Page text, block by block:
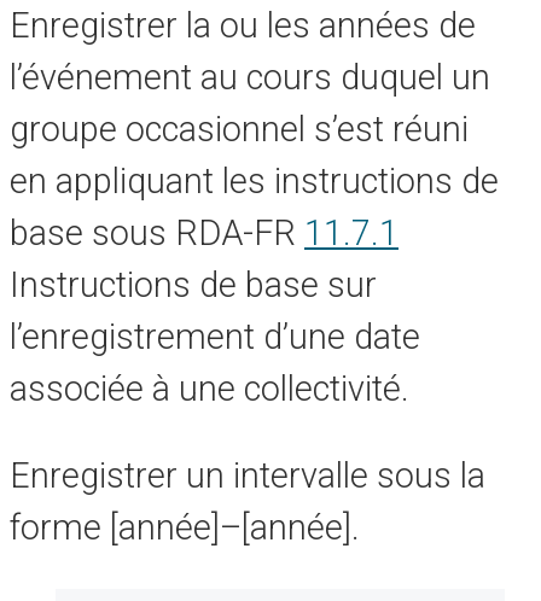
Enregistrer la ou les années de
l’événement au cours duquel un
groupe occasionnel s’est réuni
en appliquant les instructions de
base sous RDA-FR 11.7.1
Instructions de base sur
l’enregistrement d’une date
associée à une collectivité.
Enregistrer un intervalle sous la
forme [année]–[année].